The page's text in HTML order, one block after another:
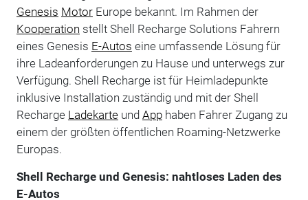
Genesis MotorEurope bekannt. Im Rahmen der
Kooperation stellt Shell Recharge Solutions Fahrern
eines Genesis E-Autos eine umfassende Lösung für
ihre Ladeanforderungen zu Hause und unterwegs zur
Verfügung. Shell Recharge ist für Heimladepunkte
inklusive Installation zuständig und mit der Shell
Recharge Ladekarteund Apphaben Fahrer Zugang zu
einem der größten öffentlichen Roaming-Netzwerke
Europas.
Shell Recharge und Genesis: nahtloses Laden des
E-Autos